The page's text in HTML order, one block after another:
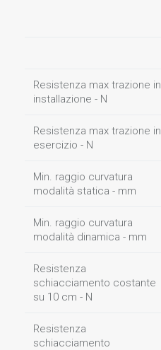
Resistenza max trazione in
installazione - N
Resistenza max trazione in
esercizio - N
Min. raggio curvatura
modalità statica - mm
Min. raggio curvatura
modalità dinamica - mm
Resistenza
schiacciamento costante
su 10 cm - N
Resistenza
schiacciamento